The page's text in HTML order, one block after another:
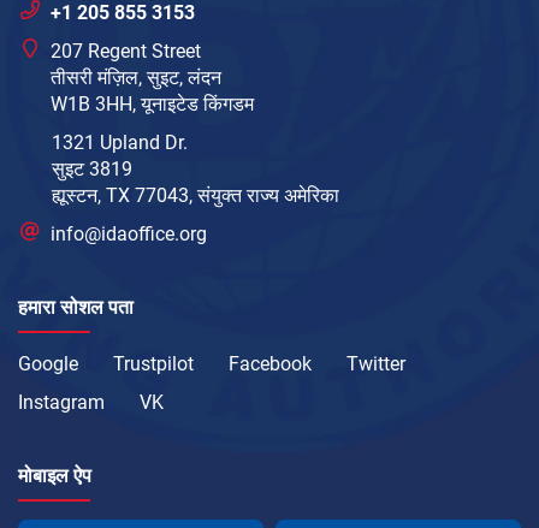
+1 205 855 3153
207 Regent Street
तीसरी मंज़िल, सुइट, लंदन
W1B 3HH, यूनाइटेड किंगडम
1321 Upland Dr.
सुइट 3819
ह्यूस्टन, TX 77043, संयुक्त राज्य अमेरिका
info@idaoffice.org
हमारा सोशल पता
Google Trustpilot Facebook
Twitter
Instagram
VK
मोबाइल ऐप